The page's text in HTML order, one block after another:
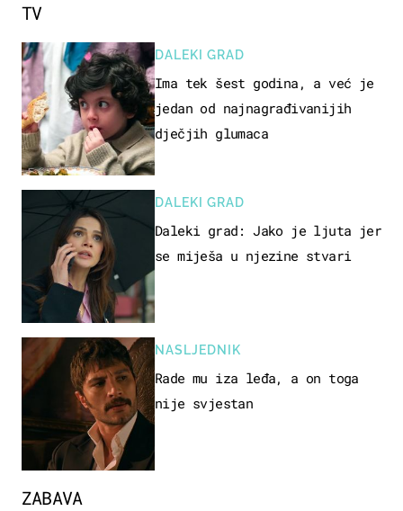
ZABAVA
TV
DALEKI GRAD
Ima tek šest godina, a već je
jedan od najnagrađivanijih
dječjih glumaca
DALEKI GRAD
Daleki grad: Jako je ljuta jer
se miješa u njezine stvari
NASLJEDNIK
Rade mu iza leđa, a on toga
nije svjestan